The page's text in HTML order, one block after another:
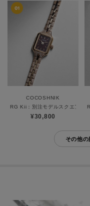
COCOSHNIK
RG Kii：別注モデルスクエア ウ
¥30,800
その他